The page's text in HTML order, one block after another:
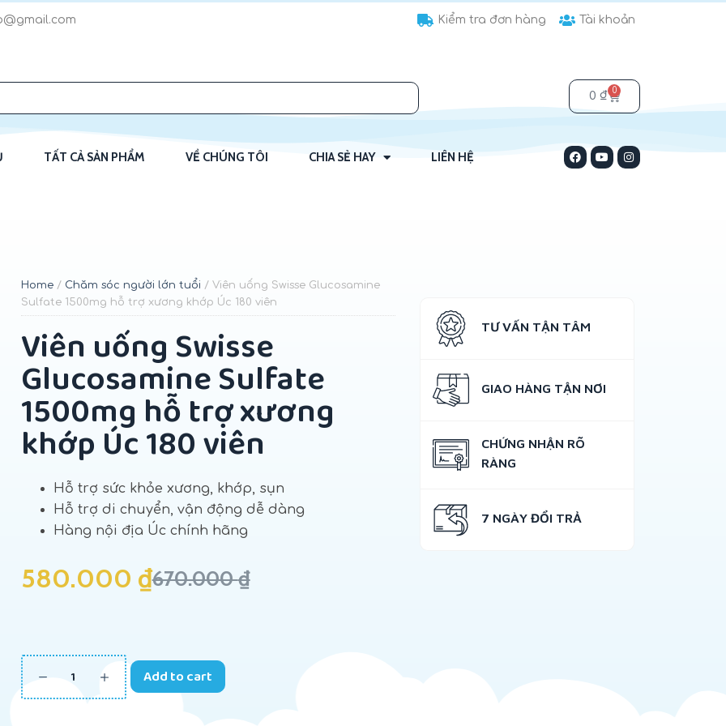
Kiểm tra đơn hàng Tài khoản
0₫ 0
TẤT CẢ SẢN PHẨM VỀ CHÚNG TÔI CHIA SẺ HAY LIÊN HỆ
Home/ Chăm sóc người lớn tuổi / Viên uống Swisse Glucosamine
Sulfate 1500mg hỗ trợ xương khớp Úc 180 viên
Viên uống Swisse
Glucosamine Sulfate
1500mg hỗ trợ xương
khớp Úc 180 viên
Hỗ trợ sức khỏe xương, khớp, sụn
Hỗ trợ di chuyển, vận động dễ dàng
Hàng nội địa Úc chính hãng
670.000₫
580.000 ₫
Add to cart
TƯ VẤN TẬN TÂM
GIAO HÀNG TẬN NƠI
CHỨNG NHẬN RÕ
RÀNG
7 NGÀY ĐỔI TRẢ